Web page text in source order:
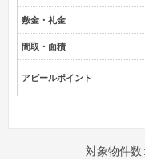
敷金・礼金
間取・面積
アピールポイント
対象物件数